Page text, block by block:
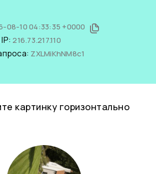
08-10 04:33:35 +0000
216.73.217.110
ZXLMiKhNM8c1
картинку горизонтально